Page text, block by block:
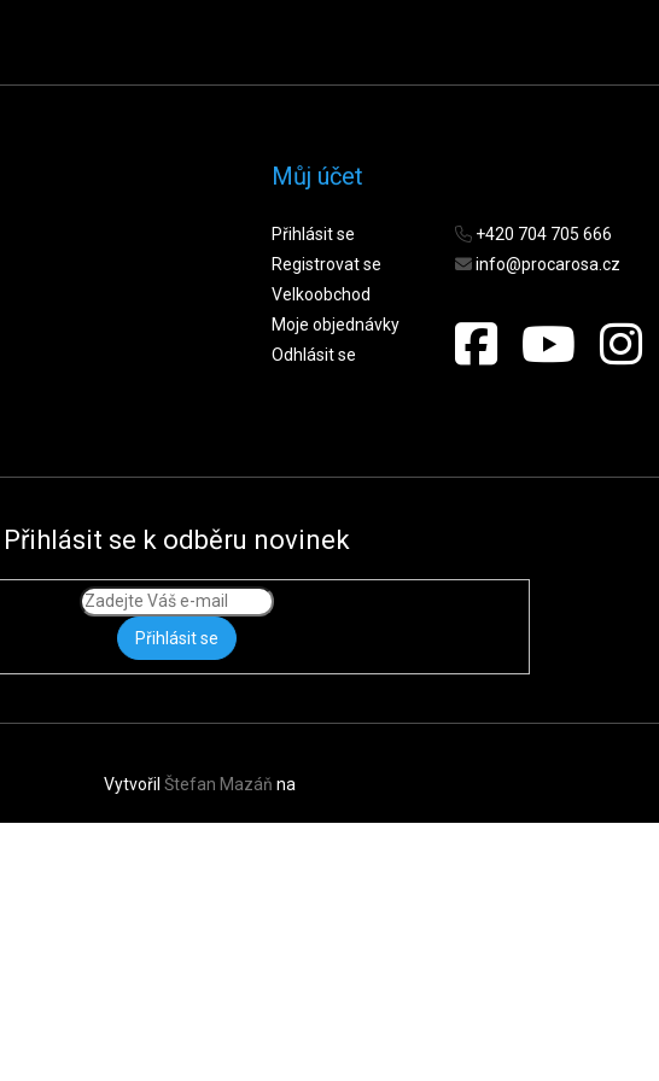
Můj účet
Přihlásit se
Registrovat se
Velkoobchod
Moje objednávky
Odhlásit se
+420 704 705 666
info@procarosa.cz
Přihlásit se k odběru novinek
Přihlásit se
Vytvořil Štefan Mazáň na